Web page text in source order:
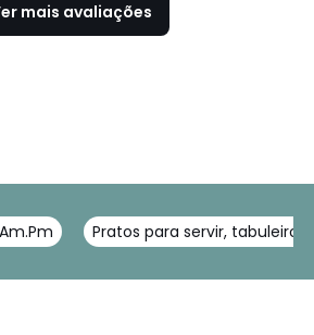
mais avaliações
Pratos para servir,